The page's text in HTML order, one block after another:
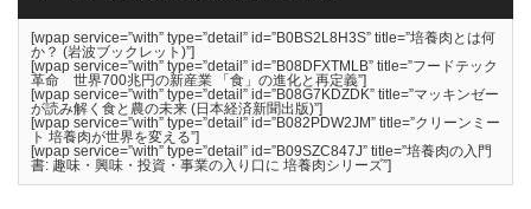
[wpap service=”with” type=”detail” id=”B0BS2L8H3S” title=”培養肉とは何
か？ (岩波ブックレット)”]
[wpap service=”with” type=”detail” id=”B08DFXTMLB” title=”フードテック
革命 世界700兆円の新産業 「食」の進化と再定義”]
[wpap service=”with” type=”detail” id=”B08G7KDZDK” title=”マッキンゼー
が読み解く食と農の未来 (日本経済新聞出版)”]
[wpap service=”with” type=”detail” id=”B082PDW2JM” title=”クリーンミー
ト 培養肉が世界を変える”]
[wpap service=”with” type=”detail” id=”B09SZC847J” title=”培養肉の入門
書: 趣味・興味・投資・事業の入り口に 培養肉シリーズ”]